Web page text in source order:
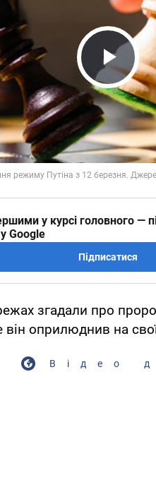
Play
у курсі головного —
Google
Підписатися
згадали про
оприлюднив на
Відео